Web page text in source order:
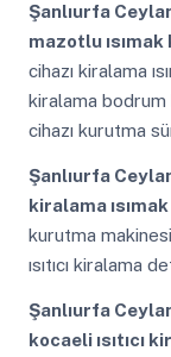
Şanlıurfa
mazotlu
cihazı kiralama
kiralama bodrum
cihazı kurutma
Şanlıurfa
kiralama ısımak
kurutma
ısıtıcı kiralama
Şanlıurfa
kocaeli ısıtıcı